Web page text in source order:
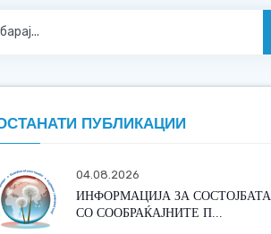
ПУБЛИКАЦИИ
04.08.2026
ИНФОРМАЦИЈА ЗА СОСТОЈБАТА
СО СООБРАЌАЈНИТЕ П...